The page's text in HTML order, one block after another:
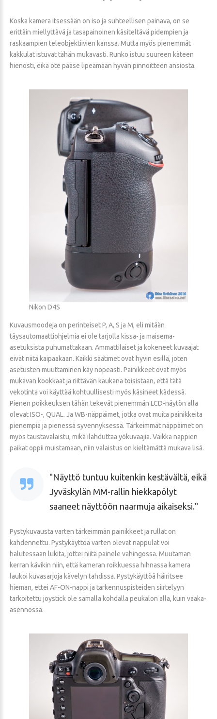
Koska kamera itsessään on iso ja suhteellisen painava, on se
erittäin miellyttävä ja tasapainoinen käsiteltävä pidempien ja
raskaampien teleobjektiivien kanssa. Mutta myös pienemmät
kakkulat istuvat tähän mukavasti. Runko istuu suureen käteen
hienosti, eikä ote pääse lipeämään hyvän pinnoitteen ansiosta.
Nikon D4S
Kuvausmoodeja on perinteiset P, A, S ja M, eli mitään
täysautomaattiohjelmia ei ole tarjolla kissa- ja maisema-
asetuksista puhumattakaan. Ammattilaiset ja kokeneet kuvaajat
eivät niitä kaipaakaan. Kaikki säätimet ovat hyvin esillä, joten
asetusten muuttaminen käy nopeasti. Painikkeet ovat myös
mukavan kookkaat ja riittävän kaukana toisistaan, että tätä
vekotinta voi käyttää kohtuullisesti myös käsineet kädessä.
Pienen poikkeuksen tähän tekevät pienemmän LCD-näytön alla
olevat ISO-, QUAL. Ja WB-näppäimet, jotka ovat muita painikkeita
pienempiä ja pienessä syvennyksessä. Tärkeimmät näppäimet on
myös taustavalaistu, mikä ilahduttaa yökuvaajia. Vaikka nappien
paikat oppii muistamaan, niin valaistus on kieltämättä mukava lisä.
Näyttö tuntuu kuitenkin kestävältä, eikä
Jyväskylän MM-rallin hiekkapölyt
saaneet näyttöön naarmuja aikaiseksi.
Pystykuvausta varten tärkeimmän painikkeet ja rullat on
kahdennettu. Pystykäyttöä varten olevat nappulat voi
halutessaan lukita, jottei niitä painele vahingossa. Muutaman
kerran kävikin niin, että kameran roikkuessa hihnassa kamera
laukoi kuvasarjoja kävelyn tahdissa. Pystykäyttöä häiritsee
hieman, ettei AF-ON-nappi ja tarkennuspisteiden siirtelyyn
tarkoitettu joystick ole samalla kohdalla peukalon alla, kuin vaaka-
asennossa.